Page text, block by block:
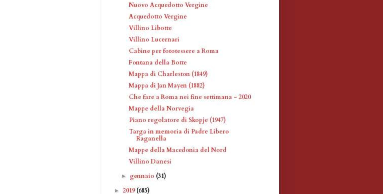
Nuovo Acquedotto Vergine
Acquedotto Vergine
Villino Libotte
Villino Lucernari
Cabine per fototessere a Roma
Fontana della Botte
Mappa di Charleston (1849)
Mappa di Jan Mayen (1882)
Che fare a Roma nei fine settimana - 2020
Mappe della Norvegia
Piano regolatore di Skopje (1947)
Targa in memoria di Padre Libero
Raganella
Mappe della Macedonia del Nord
Villino Danesi
► gennaio (31)
► 2019(685)